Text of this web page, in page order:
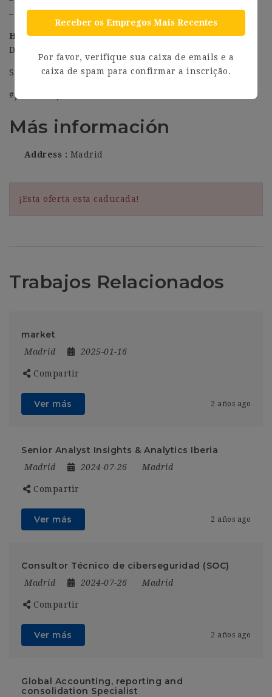
– Selección de Candidatos y entre…
Horario
De lunes a viernes de 9:00 a 14:00
Software para las Agencias de colocación
#J-18808-Ljbffr
Más información
Address Madrid
¡Esta oferta esta caducada!
Trabajos Relacionados
market
Madrid 2025-01-16
Compartir
Ver más 2 años ago
Senior Analyst Insights & Analytics Iberia
Madrid 2024-07-26 Madrid
Compartir
Ver más 2 años ago
Consultor Técnico de ciberseguridad (SOC)
Madrid 2024-07-26 Madrid
Compartir
Ver más 2 años ago
Global Accounting, reporting and
consolidation Specialist
Receber os Empregos Mais Recentes
Por favor, verifique sua caixa de emails e a
caixa de spam para confirmar a inscrição.